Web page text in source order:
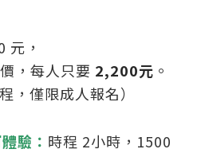
元，
，每人只要 2,200元 。
，僅限成人報名）
驗： 時程 2小時，1500